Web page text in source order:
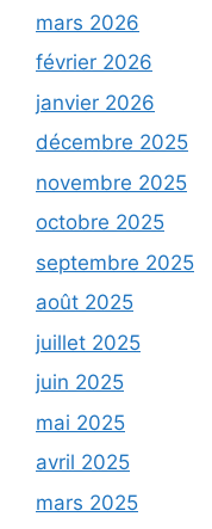
mars 2026
février 2026
janvier 2026
décembre 2025
novembre 2025
octobre 2025
septembre 2025
août 2025
juillet 2025
juin 2025
mai 2025
avril 2025
mars 2025